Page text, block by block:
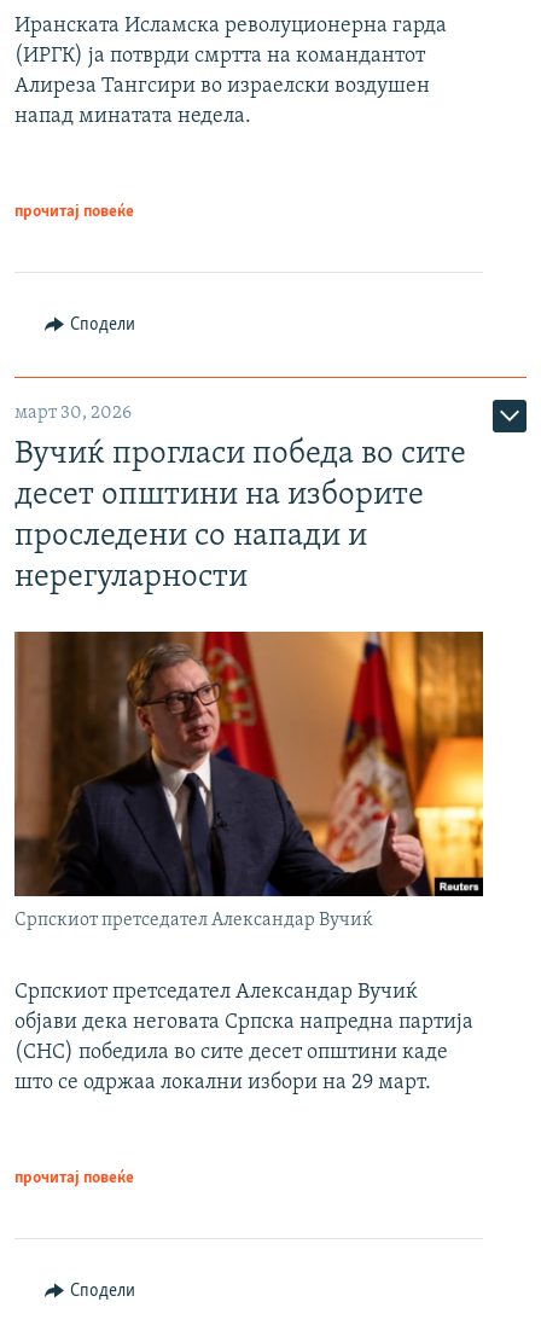
Иранската Исламска револуционерна гарда
(ИРГК) ја потврди смртта на командантот
Алиреза Тангсири во израелски воздушен
напад минатата недела.
прочитај повеќе
Сподели
март 30, 2026
Вучиќ прогласи победа во сите
десет општини на изборите
проследени со напади и
нерегуларности
Српскиот претседател Александар Вучиќ
Српскиот претседател Александар Вучиќ
објави дека неговата Српска напредна партија
(СНС) победила во сите десет општини каде
што се одржаа локални избори на 29 март.
прочитај повеќе
Сподели